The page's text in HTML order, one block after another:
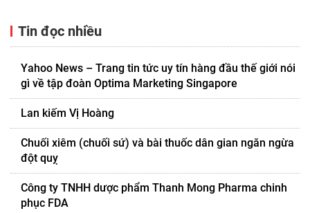
Tin đọc nhiều
Yahoo News – Trang tin tức uy tín hàng đầu thế giới nói
gì về tập đoàn Optima Marketing Singapore
Lan kiếm Vị Hoàng
Chuối xiêm (chuối sứ) và bài thuốc dân gian ngăn ngừa
đột quỵ
Công ty TNHH dược phẩm Thanh Mong Pharma chinh
phục FDA